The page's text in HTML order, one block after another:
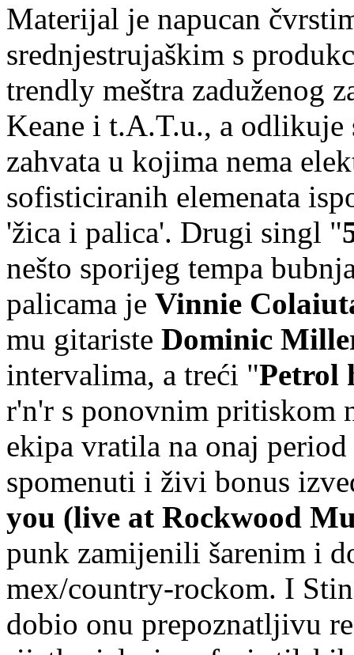
Materijal je napucan
srednjestrujaškim s
trendly meštra zaduženog
Keane i t.A.T.u., a
zahvata u kojima nema
sofisticiranih elemenata
'žica i palica'. Drugi singl "
nešto sporijeg tempa
palicama je Vinnie
mu gitariste Dominic
intervalima, a treći "Petrol
r'n'r s ponovnim pritiskom
ekipa vratila na onaj
spomenuti i živi bonus
you (live at Rockwood
punk zamijenili šarenim i
mex/country-rockom. I
dobio onu prepoznatljivu